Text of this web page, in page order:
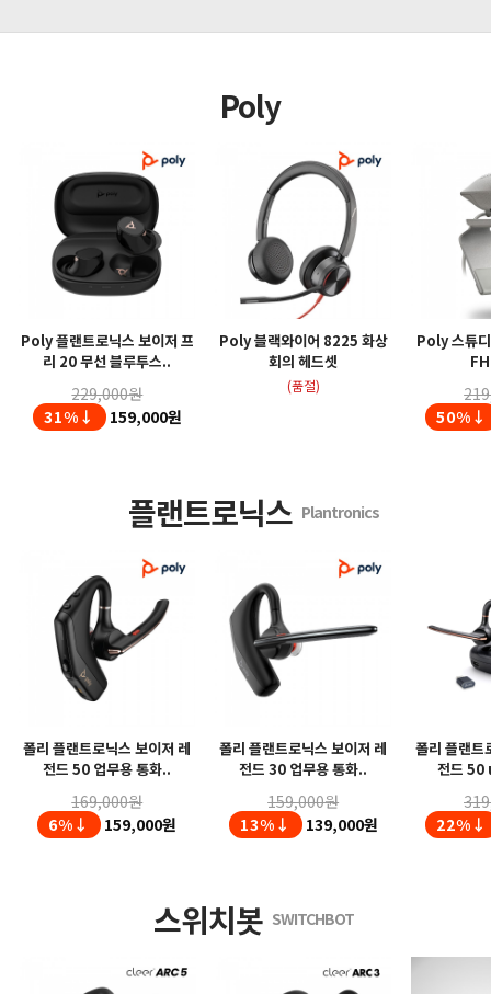
Poly
Poly 플랜트로닉스 보이저 프
리 20 무선 블루투스..
229,000원
31%↓
159,000원
Poly 블랙와이어 8225 화상
회의 헤드셋
(품절)
Poly 스튜
50%↓
플랜트로닉스 Plantronics
폴리 플랜트로닉스 보이저 레
전드 50 업무용 통화..
169,000원
6%↓
159,000원
폴리 플랜트로닉스 보이저 레
전드 30 업무용 통화..
159,000원
13%↓
139,000원
폴리 플랜트
전드 50
22%↓
스위치봇 SWITCHBOT